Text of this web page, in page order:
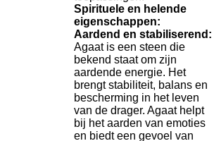
Spirituele en helende
eigenschappen:
Aardend en stabiliserend:
Agaat is een steen die
bekend staat om zijn
aardende energie. Het
brengt stabiliteit, balans en
bescherming in het leven
van de drager. Agaat helpt
bij het aarden van emoties
en biedt een gevoel van